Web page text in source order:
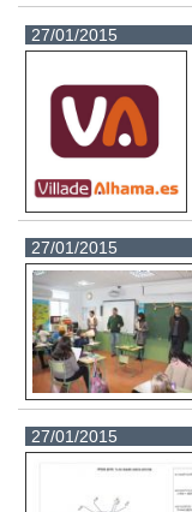
27/01/2015
27/01/2015
27/01/2015